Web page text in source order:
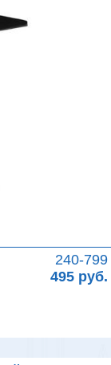
240-799
495 руб.